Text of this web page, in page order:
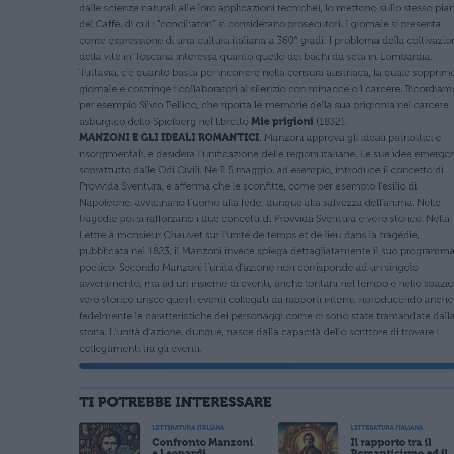
dalle scienze naturali alle loro applicazioni tecniche), lo mettono sullo stesso
del Caffè, di cui i “conciliatori” si considerano prosecutori. l giornale si presenta
come espressione di una cultura italiana a 360° gradi: l problema della
della vite in Toscana interessa quanto quello dei bachi da seta in Lombardia.
Tuttavia, c’è quanto basta per incorrere nella censura austriaca, la quale
giornale e costringe i collaboratori al silenzio con minacce o l carcere.
per esempio Silvio Pellico, che riporta le memorie della sua prigionia nel carcere
asburgico dello Spielberg nel libretto Mie prigioni (1832).
MANZONI E GLI IDEALI ROMANTICI. Manzoni approva gli ideali patriottici e
risorgimentali, e desidera l’unificazione delle regioni italiane. Le sue idee
soprattutto dalle Odi Civili. Ne Il 5 maggio, ad esempio, introduce il concetto di
Provvida Sventura, e afferma che le sconfitte, come per esempio l’esilio di
Napoleone, avvicinano l’uomo alla fede, dunque alla salvezza dell’anima. Nelle
tragedie poi si rafforzano i due concetti di Provvida Sventura e vero storico. Nella
Lettre à monsieur Chauvet sur l’unité de temps et de lieu dans la tragédie,
pubblicata nel 1823, il Manzoni invece spiega dettagliatamente il suo
poetico. Secondo Manzoni l’unità d’azione non corrisponde ad un singolo
avvenimento, ma ad un insieme di eventi, anche lontani nel tempo e nello
vero storico unsce questi eventi collegati da rapporti interni, riproducendo anche
fedelmente le caratteristiche dei personaggi come ci sono state tramandate
storia. L’unità d’azione, dunque, nasce dalla capacità dello scrittore di trovare i
collegamenti tra gli eventi.
TI POTREBBE INTERESSARE
LETTERATURA ITALIANA
Confronto Manzoni
LETTERATURA ITALIANA
Il rapporto tra il